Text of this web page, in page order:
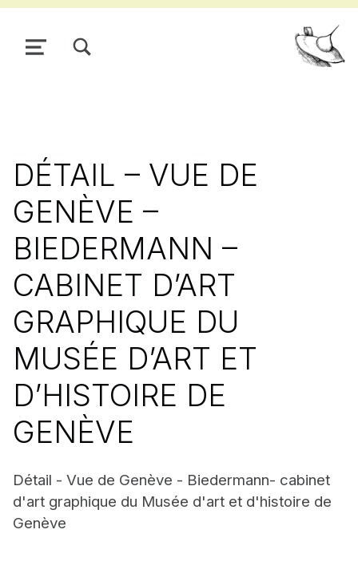
Pour
MENU
DÉTAIL – VUE DE
GENÈVE –
BIEDERMANN –
CABINET D’ART
GRAPHIQUE DU
MUSÉE D’ART ET
D’HISTOIRE DE
GENÈVE
Détail - Vue de Genève - Biedermann- cabinet
d'art graphique du Musée d'art et d'histoire de
Genève